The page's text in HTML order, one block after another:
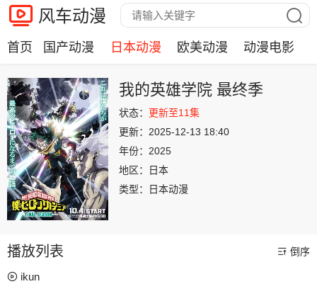
风车动漫
首页 国产动漫 日本动漫 欧美动漫 动漫电影
我的英雄学院 最终季
状态： 更新至11集
更新： 2025-12-13 18:40
年份： 2025
地区：
日本
类型：
日本动漫
播放列表 倒序
ikun